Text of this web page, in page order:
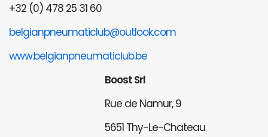
+32 (0) 478 25 31 60
belgianpneumaticlub@outlook.com
www.belgianpneumaticlub.be
Boost Srl
Rue de Namur, 9
5651 Thy-Le-Chateau